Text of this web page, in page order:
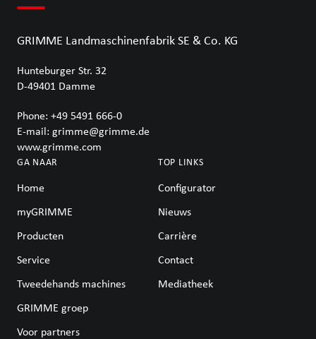
GRIMME Landmaschinenfabrik SE & Co. KG
Hunteburger Str. 32
D-49401 Damme
Phone: +49 5491 666-0
E-mail: grimme@grimme.de
www.grimme.com
GA NAAR
Home
myGRIMME
Producten
Service
Tweedehands machines
GRIMME groep
Voor partners
TOP LINKS
Configurator
Nieuws
Carrière
Contact
Mediatheek